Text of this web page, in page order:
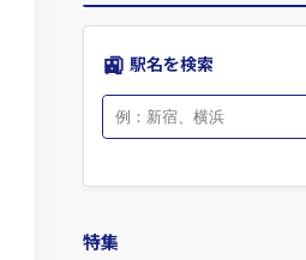
🚉 駅名を検索
特集